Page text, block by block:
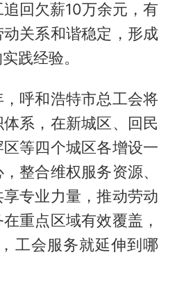
回欠薪10万余元，有
关系和谐稳定，形成
践经验。
呼和浩特市总工会将
系，在新城区、回民
等四个城区各增设一
整合维权服务资源、
专业力量，推动劳动
重点区域有效覆盖，
工会服务就延伸到哪